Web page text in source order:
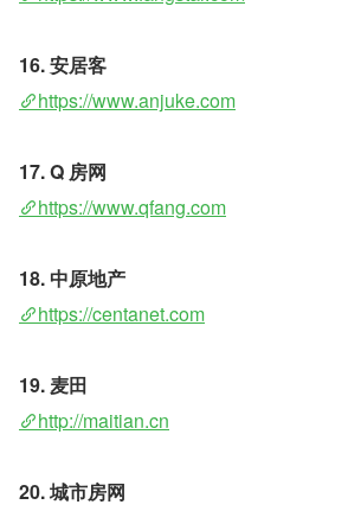
16. 安居客
https://www.anjuke.com
17. Q 房网
https://www.qfang.com
18. 中原地产
https://centanet.com
19. 麦田
http://maitian.cn
20. 城市房网